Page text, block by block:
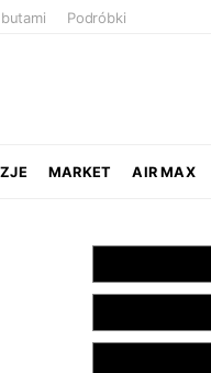
Podróbki
MARKET AIR MAX